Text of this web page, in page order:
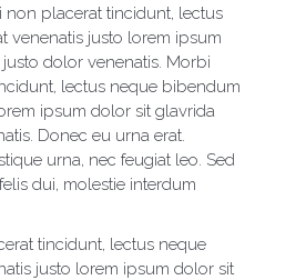
non placerat tincidunt, lectus
venenatis justo lorem ipsum
dolor venenatis. Morbi
lectus neque bibendum
ipsum dolor sit glavrida
Donec eu urna erat.
urna, nec feugiat leo. Sed
dui, molestie interdum
tincidunt, lectus neque
justo lorem ipsum dolor sit